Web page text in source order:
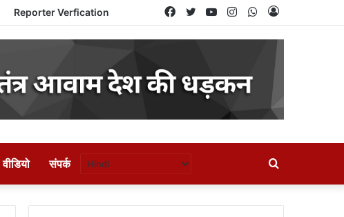
Reporter Verfication
In
WhatsApp
Instagram
YouTube
Twitter
Facebook
वीडियो संपर्क Search
for